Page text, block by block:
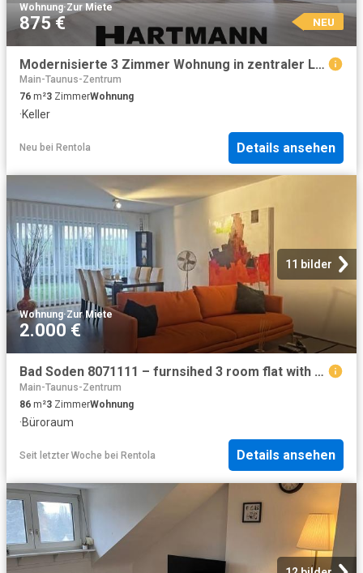
Wohnung·Zur Miete
875 € NEU
Modernisierte 3 Zimmer Wohnung in zentraler Lage!
Main-Taunus-Zentrum
76 m²3 ZimmerWohnung
·Keller
Neu bei Rentola Details ansehen
11 bilder
Wohnung·Zur Miete
2.000 €
Bad Soden 8071111 – furnsihed 3 room flat with garden
Main-Taunus-Zentrum
86 m²3 ZimmerWohnung
·Büroraum
Seit letzter Woche bei Rentola Details ansehen